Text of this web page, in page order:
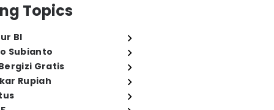
Topics
BI
Subianto
Gratis
Rupiah